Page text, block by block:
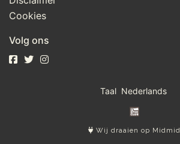
Cookies
Volg ons
Taal
Wij draaien op Midmid